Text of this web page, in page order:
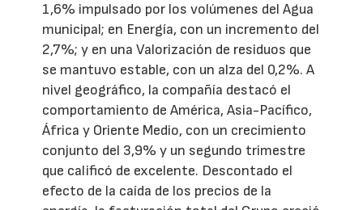
1,6% impulsado por los volúmenes del Agua
municipal; en Energía, con un incremento del
2,7%; y en una Valorización de residuos que
se mantuvo estable, con un alza del 0,2%. A
nivel geográfico, la compañía destacó el
comportamiento de América, Asia-Pacífico,
África y Oriente Medio, con un crecimiento
conjunto del 3,9% y un segundo trimestre
que calificó de excelente. Descontado el
efecto de la caída de los precios de la